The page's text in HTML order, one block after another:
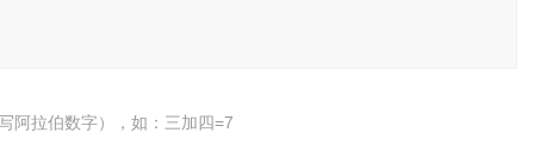
阿拉伯数字），如：三加四=7